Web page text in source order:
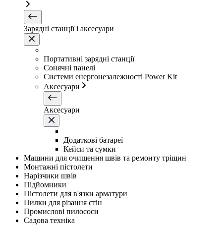
Зарядні станції і аксесуари
Портативні зарядні станції
Сонячні панелі
Системи енергонезалежності Power Kit
Аксесуари
Аксесуари
Додаткові батареї
Кейси та сумки
Машини для очищення швів та ремонту тріщин
Монтажні пістолети
Нарізчики швів
Підйомники
Пістолети для в'язки арматури
Пилки для різання стін
Промислові пилососи
Садова техніка